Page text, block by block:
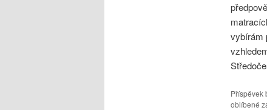
vybírám
Příspěvek
oblíbené